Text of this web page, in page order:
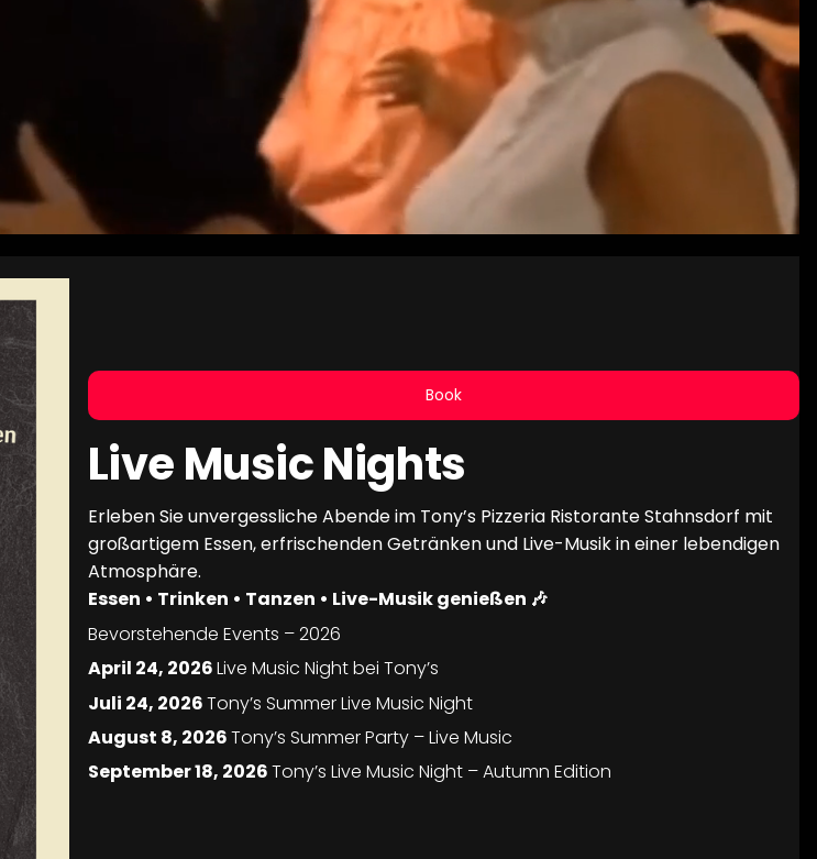
Moment
jedes Gericht erzählt eine Geschichte von
Augenblicken.
Book
Live Music Nights
Erleben Sie unvergessliche Abende im Tony’s Pizzeria Ristorante Stahnsdorf mit
großartigem Essen, erfrischenden Getränken und Live-Musik in einer lebendigen
Atmosphäre.
Essen • Trinken • Tanzen • Live-Musik genießen 🎶
Bevorstehende Events – 2026
April 24, 2026Live Music Night bei Tony’s
Juli 24, 2026Tony’s Summer Live Music Night
August 8, 2026Tony’s Summer Party – Live Music
September 18, 2026Tony’s Live Music Night – Autumn Edition